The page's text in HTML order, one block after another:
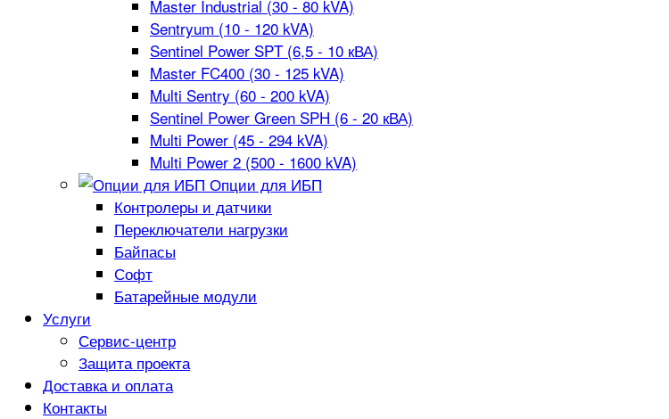
Master Industrial (30 - 80 kVA)
Sentryum (10 - 120 kVA)
Sentinel Power SPT (6,5 - 10 кВА)
Master FC400 (30 - 125 kVA)
Multi Sentry (60 - 200 kVA)
Sentinel Power Green SPH (6 - 20 кВА)
Multi Power (45 - 294 kVA)
Multi Power 2 (500 - 1600 kVA)
Опции для ИБП
Контролеры и датчики
Переключатели нагрузки
Байпасы
Софт
Батарейные модули
Услуги
Сервис-центр
Защита проекта
Доставка и оплата
Контакты